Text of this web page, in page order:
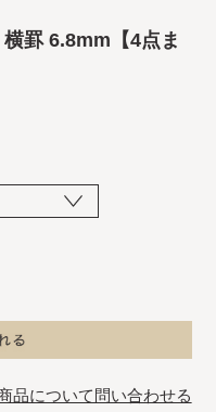
横罫 6.8mm【4点ま
品について問い合わせる